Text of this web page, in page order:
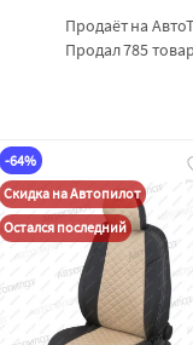
Продаёт на
Продал 785
-64%
Скидка на Автопилот
Остался последний